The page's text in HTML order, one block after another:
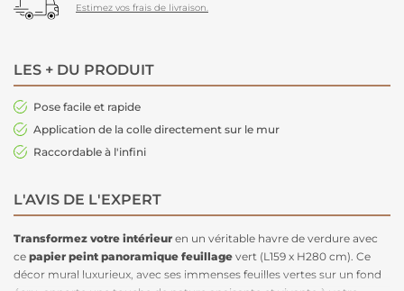
Estimez vos frais de livraison.
LES + DU PRODUIT
Pose facile et rapide
Application de la colle directement sur le mur
Raccordable à l'infini
L'AVIS DE L'EXPERT
Transformez votre intérieur en un véritable havre de verdure avec
ce papier peint panoramique feuillage vert (L159 x H280 cm). Ce
décor mural luxurieux, avec ses immenses feuilles vertes sur un fond